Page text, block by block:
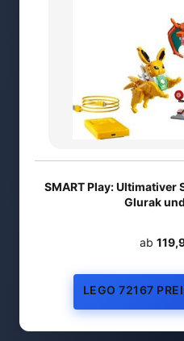
SMART Play:
Glurak
ab
LEGO 72167